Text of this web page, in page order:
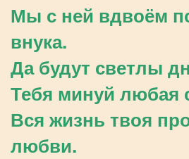
Мы с ней вдвоём
внука.
Да будут светлы
Тебя минуй любая
Вся жизнь твоя
любви.